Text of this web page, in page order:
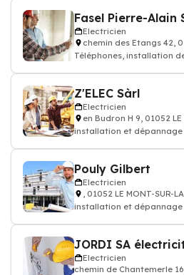
Fasel Pierre-Alain
Electricien
chemin des Etangs 42,
Téléphones, installation
Z'ELEC Sàrl
Electricien
en Budron H 9, 01052 LE
installation et
Pouly Gilbert
Electricien
, 01052 LE MONT-SUR-
installation et
JORDI SA
Electricien
chemin de Chantemerle 16,